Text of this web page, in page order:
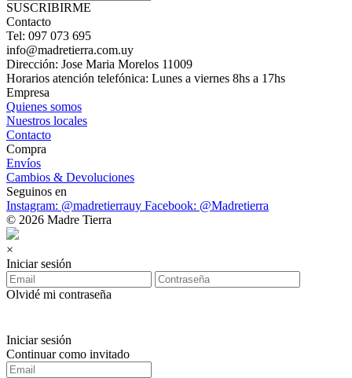
SUSCRIBIRME
Contacto
Tel: 097 073 695
info@madretierra.com.uy
Dirección: Jose Maria Morelos 11009
Horarios atención telefónica: Lunes a viernes 8hs a 17hs
Empresa
Quienes somos
Nuestros locales
Contacto
Compra
Envíos
Cambios & Devoluciones
Seguinos en
Instagram: @madretierrauy Facebook: @Madretierra
© 2026 Madre Tierra
×
Iniciar sesión
Olvidé mi contraseña
Iniciar sesión
Continuar como invitado